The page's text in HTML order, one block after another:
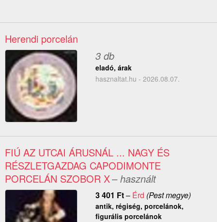
Herendi porcelán
3 db
eladó, árak
hasznaltat.hu - 2026.08.07.
FIÚ AZ UTCAI ÁRUSNÁL ... NAGY ÉS
RÉSZLETGAZDAG CAPODIMONTE
PORCELÁN SZOBOR X– használt
3 401 Ft– Érd (Pest megye)
antik, régiség, porcelánok,
figurális porcelánok